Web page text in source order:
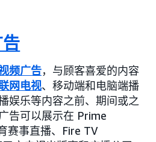
频广告，与顾客喜爱的内容
网电视、移动端和电脑端播
娱乐等内容之前、期间或之
告可以展示在 Prime
赛事直播、Fire TV